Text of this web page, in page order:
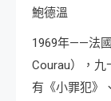
鮑德溫
1969年——法
Courau），九
有《小罪犯》